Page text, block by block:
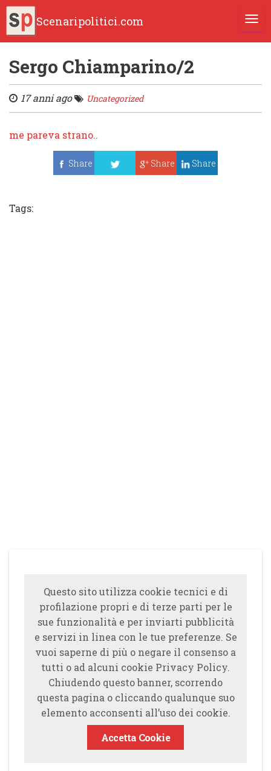
Scenaripolitici.com
Sergo Chiamparino/2
17 anni ago Uncategorized
me pareva strano..
Share
Share Share
Tags:
Questo sito utilizza cookie tecnici e di
profilazione propri e di terze parti per le
sue funzionalità e per inviarti pubblicità
e servizi in linea con le tue preferenze. Se
vuoi saperne di più o negare il consenso a
tutti o ad alcuni cookie Privacy Policy.
Chiudendo questo banner, scorrendo
questa pagina o cliccando qualunque suo
elemento acconsenti all’uso dei cookie.
Accetta Cookie